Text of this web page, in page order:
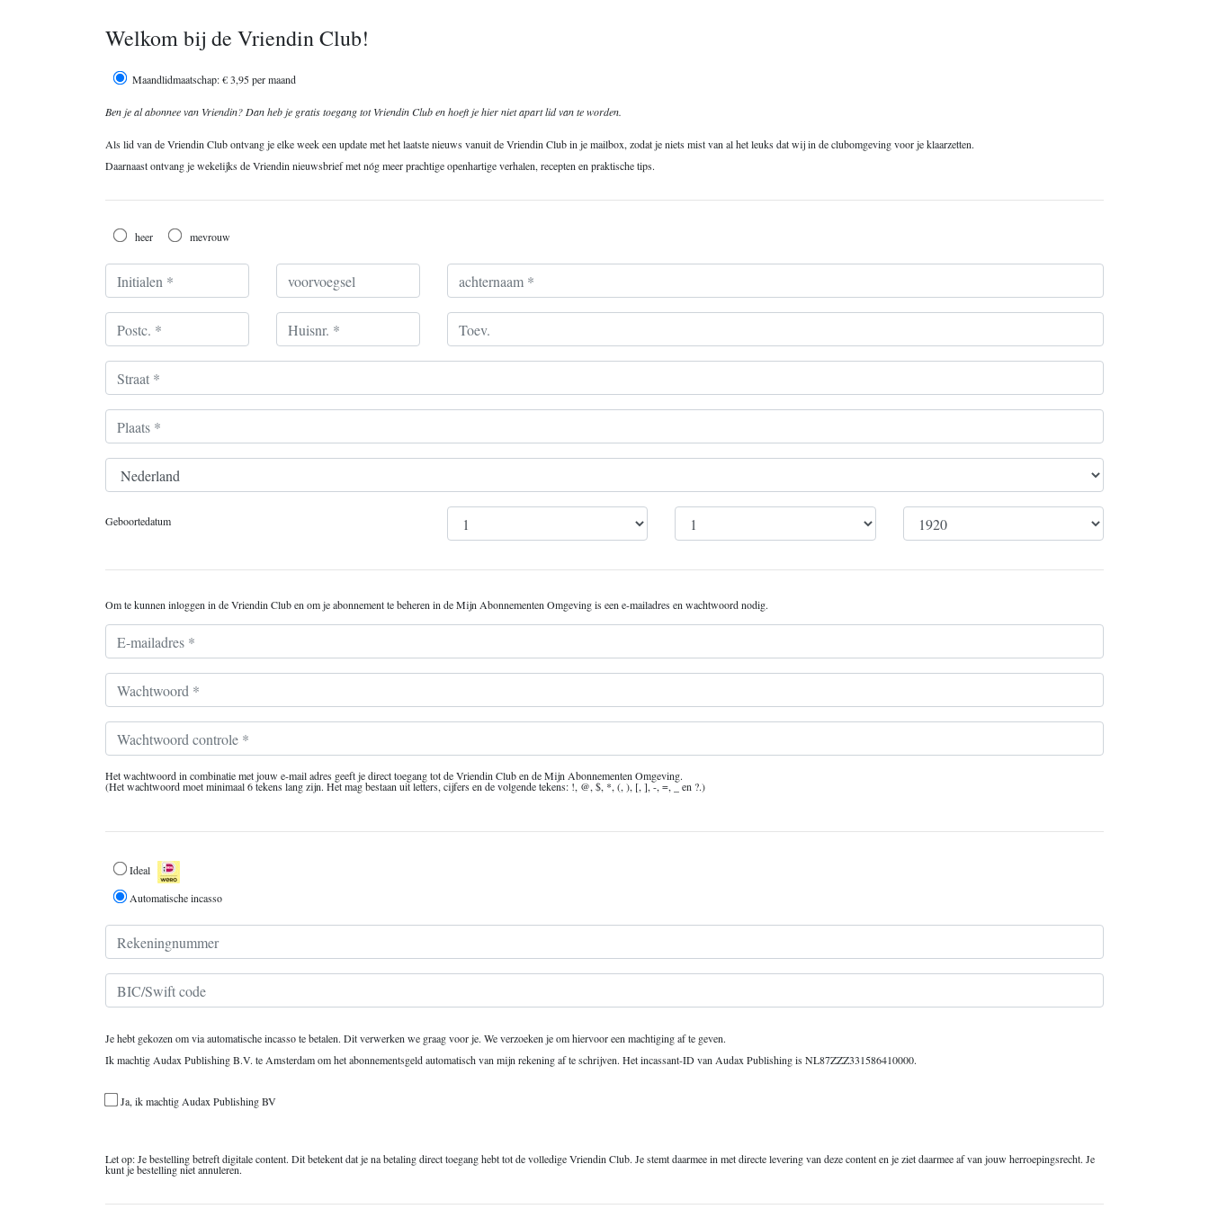
Welkom bij de Vriendin Club!
Ik ontvang graag: *
Maandlidmaatschap: € 3,95 per maand
Ben je al abonnee van Vriendin? Dan heb je gratis toegang tot Vriendin Club en hoeft je hier niet apart lid van te worden.
Als lid van de Vriendin Club ontvang je elke week een update met het laatste nieuws vanuit de Vriendin Club in je mailbox, zodat je niets mist van al het leuks dat wij in de clubomgeving voor je klaarzetten.
Daarnaast ontvang je wekelijks de Vriendin nieuwsbrief met nóg meer prachtige openhartige verhalen, recepten en praktische tips.
Geslacht *heer mevrouw
Initialen, voorvoegsel & achternaam *
Postc./Huisnr./Toev. *
Straat *
Plaats *
Land *
Geboortedatum
Om te kunnen inloggen in de Vriendin Club en om je abonnement te beheren in de Mijn Abonnementen Omgeving is een e-mailadres en wachtwoord nodig.
E-mailadres *
Wachtwoord *
Wachtwoord controle *
Het wachtwoord in combinatie met jouw e-mail adres geeft je direct toegang tot de Vriendin Club en de Mijn Abonnementen Omgeving.
(Het wachtwoord moet minimaal 6 tekens lang zijn. Het mag bestaan uit letters, cijfers en de volgende tekens: !, @, $, *, (, ), [, ], -, =, _ en ?.)
Betaling *Ideal
Automatische incasso
Rekeningnummer
BIC/Swift code
Je hebt gekozen om via automatische incasso te betalen. Dit verwerken we graag voor je. We verzoeken je om hiervoor een machtiging af te geven.
Ik machtig Audax Publishing B.V. te Amsterdam om het abonnementsgeld automatisch van mijn rekening af te schrijven. Het incassant-ID van Audax Publishing is NL87ZZZ331586410000.
Ja, ik machtig Audax Publishing BV
Let op: Je bestelling betreft digitale content. Dit betekent dat je na betaling direct toegang hebt tot de volledige Vriendin Club. Je stemt daarmee in met directe levering van deze content en je ziet daarmee af van jouw herroepingsrecht. Je
kunt je bestelling niet annuleren.